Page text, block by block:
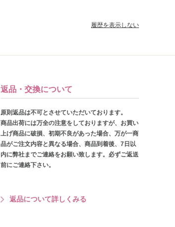
履歴を表示しない
返品・交換について
原則返品は不可とさせていただいております。
商品出荷には万全の注意をしておりますが、お買い
上げ商品に破損、初期不良があった場合、万が一商
品がご注文内容と異なる場合、商品到着後、7日以
内に弊社までご連絡をお願い致します。必ずご返送
前にご連絡下さい。
返品について詳しくみる